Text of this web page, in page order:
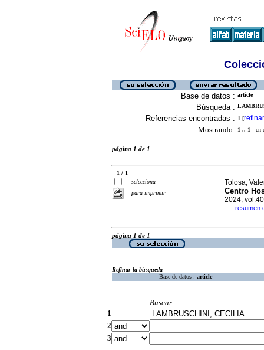
Base de datos : article
Búsqueda :
Referencias encontradas : 1 [refinar
Mostrando: 1 .. 1 en
página 1 de 1
1 / 1
selecciona
para imprimir
Tolosa,
Centro
2024,
· resumen
página 1 de 1
Refinar la búsqueda
Base de datos : article
Buscar
1
2
3